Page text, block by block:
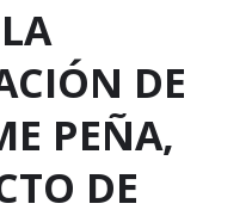
DE
PEÑA,
DE